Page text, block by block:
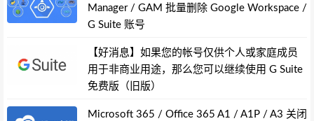
Manager / GAM 批量删除 Google Workspace /
G Suite 账号
【好消息】如果您的帐号仅供个人或家庭成员
用于非商业用途，那么您可以继续使用 G Suite
免费版（旧版）
Microsoft 365 / Office 365 A1 / A1P / A3 关闭